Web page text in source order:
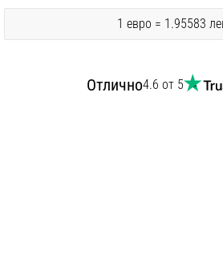
1 евро = 1.95583
Отлично4.6 от 5